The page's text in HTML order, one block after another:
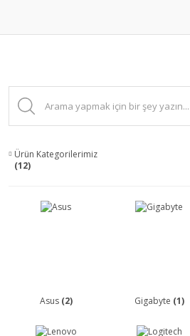
Ürün Kategorilerimiz
(12)
Asus (2) Gigabyte (1)